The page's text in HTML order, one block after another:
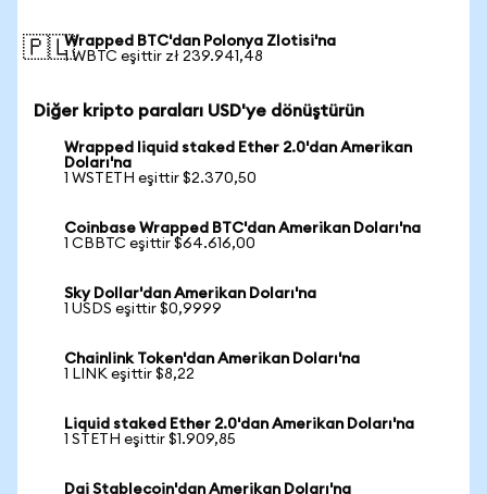
🇵🇱Wrapped BTC'dan Polonya Zlotisi'na
1 WBTC eşittir zł 239.941,48
Diğer kripto paraları USD'ye dönüştürün
Wrapped liquid staked Ether 2.0'dan Amerikan
Doları'na
1 WSTETH eşittir $2.370,50
Coinbase Wrapped BTC'dan Amerikan Doları'na
1 CBBTC eşittir $64.616,00
Sky Dollar'dan Amerikan Doları'na
1 USDS eşittir $0,9999
Chainlink Token'dan Amerikan Doları'na
1 LINK eşittir $8,22
Liquid staked Ether 2.0'dan Amerikan Doları'na
1 STETH eşittir $1.909,85
Dai Stablecoin'dan Amerikan Doları'na